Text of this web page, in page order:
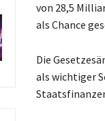
von 28,5
als Chance
Die
als wichtiger